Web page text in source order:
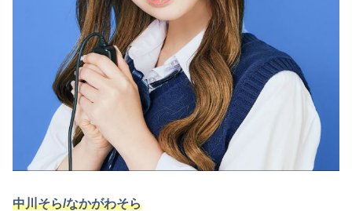
中川そら/なかがわそら